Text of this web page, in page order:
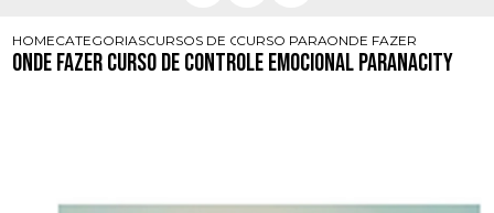
HOMECATEGORIASCURSOS DE CONTROLE EMOCIONAL
CURSO PARA CONTROLE
ONDE FAZER CURSO
Onde Fazer Curso de Controle Emocional Paranacity